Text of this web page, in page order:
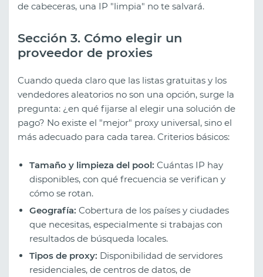
de cabeceras, una IP "limpia" no te salvará.
Sección 3. Cómo elegir un
proveedor de proxies
Cuando queda claro que las listas gratuitas y los
vendedores aleatorios no son una opción, surge la
pregunta: ¿en qué fijarse al elegir una solución de
pago? No existe el "mejor" proxy universal, sino el
más adecuado para cada tarea. Criterios básicos:
Tamaño y limpieza del pool: Cuántas IP hay
disponibles, con qué frecuencia se verifican y
cómo se rotan.
Geografía: Cobertura de los países y ciudades
que necesitas, especialmente si trabajas con
resultados de búsqueda locales.
Tipos de proxy: Disponibilidad de servidores
residenciales, de centros de datos, de